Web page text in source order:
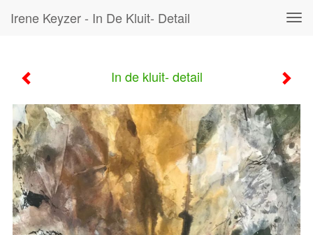
Irene Keyzer - In De Kluit- Detail
In de kluit- detail